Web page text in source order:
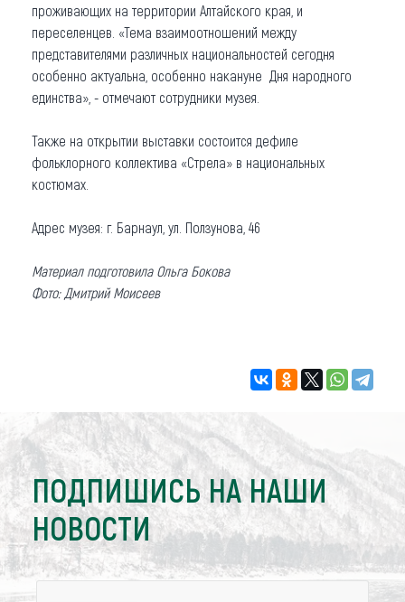
проживающих на территории Алтайского края, и
переселенцев. «Тема взаимоотношений между
представителями различных национальностей сегодня
особенно актуальна, особенно накануне Дня народного
единства», - отмечают сотрудники музея.
Также на открытии выставки состоится дефиле
фольклорного коллектива «Стрела» в национальных
костюмах.
Адрес музея: г. Барнаул, ул. Ползунова, 46
Материал подготовила Ольга Бокова
Фото: Дмитрий Моисеев
ПОДПИШИСЬ НА НАШИ
НОВОСТИ